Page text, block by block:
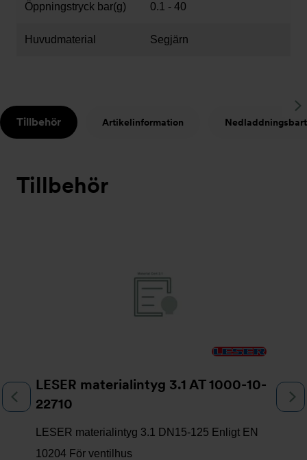
Öppningstryck bar(g) 0.1 - 40
Huvudmaterial Segjärn
Tillbehör Artikelinformation Nedladdningsbart
Tillbehör
LESER materialintyg 3.1 AT 1000-10-
22710
LESER materialintyg 3.1 DN15-125 Enligt EN
10204 För ventilhus